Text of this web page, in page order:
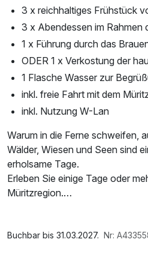
3 x reichhaltiges Frühstück
3 x Abendessen im Rahmen
1 x Führung durch das
ODER 1 x Verkostung der
1 Flasche Wasser zur
inkl. freie Fahrt mit dem
inkl. Nutzung W-Lan
Warum in die Ferne schweifen,
Wälder, Wiesen und Seen sind
erholsame Tage.
Erleben Sie einige Tage oder
Müritzregion.
Genießen Sie unsere regionale
1 Flasche Mineralwasser, W-
Buchbar bis 31.03.2027. Nr: